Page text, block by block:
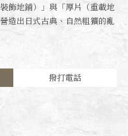
飾地鋪）」與「厚片（重載地
造出日式古典、自然粗獷的亂
撥打電話